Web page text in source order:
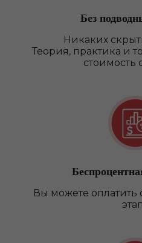
Без
Никаких
Теория, практика и
стоимость
Вы можете оплатить